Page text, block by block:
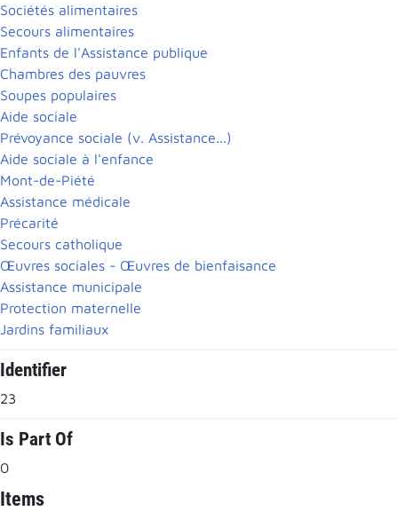
Sociétés alimentaires
Secours alimentaires
Enfants de l'Assistance publique
Chambres des pauvres
Soupes populaires
Aide sociale
Prévoyance sociale (v. Assistance...)
Aide sociale à l'enfance
Mont-de-Piété
Assistance médicale
Précarité
Secours catholique
Œuvres sociales - Œuvres de bienfaisance
Assistance municipale
Protection maternelle
Jardins familiaux
Identifier
23
Is Part Of
0
Items